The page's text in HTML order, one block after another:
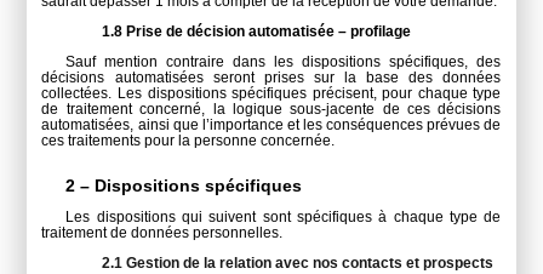
1.8 Prise de décision automatisée – profilage
Sauf mention contraire dans les dispositions spécifiques, des
décisions automatisées seront prises sur la base des données
collectées. Les dispositions spécifiques précisent, pour chaque type
de traitement concerné, la logique sous-jacente de ces décisions
automatisées, ainsi que l’importance et les conséquences prévues de
ces traitements pour la personne concernée.
2 – Dispositions spécifiques
Les dispositions qui suivent sont spécifiques à chaque type de
traitement de données personnelles.
2.1 Gestion de la relation avec nos contacts et prospects